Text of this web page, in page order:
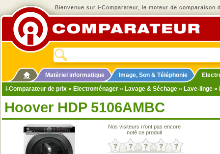
Bienvenue sur i-Comparateur, le moteur de comparaison
Matériel informatique Image, Son & Téléphonie
i-Comparateur de prix » Electroménager » Lavage & Séchage » Lave-linge »
Hoover HDP 5106AMBC
Nos visiteurs n'ont pas encore
noté ce produit